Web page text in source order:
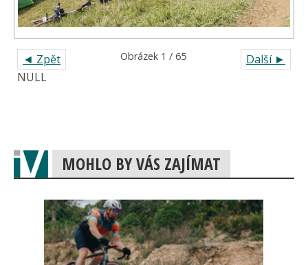
◄ Zpět Další ►
Obrázek 1 / 65
NULL
MOHLO BY VÁS ZAJÍMAT